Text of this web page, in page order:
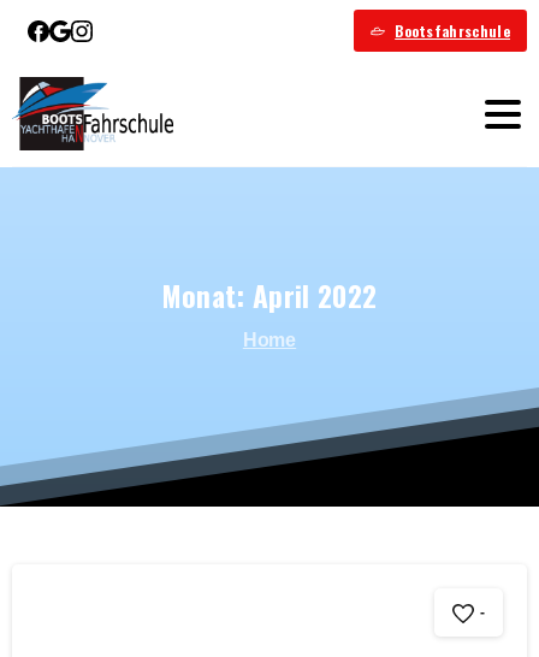
Bootsfahrschule
Monat: April 2022
Home
-